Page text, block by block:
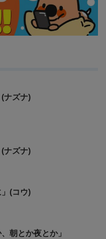
(ナズナ)
ナズナ)
(コウ)
朝とか夜とか」